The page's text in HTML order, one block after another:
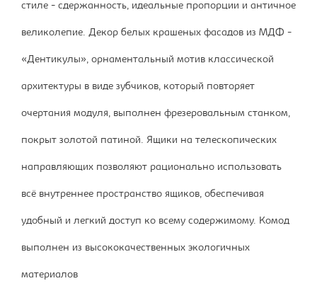
стиле - сдержанность, идеальные пропорции и античное
великолепие. Декор белых крашеных фасадов из МДФ -
«Дентикулы», орнаментальный мотив классической
архитектуры в виде зубчиков, который повторяет
очертания модуля, выполнен фрезеровальным станком,
покрыт золотой патиной. Ящики на телескопических
направляющих позволяют рационально использовать
всё внутреннее пространство ящиков, обеспечивая
удобный и легкий доступ ко всему содержимому. Комод
выполнен из высококачественных экологичных
материалов